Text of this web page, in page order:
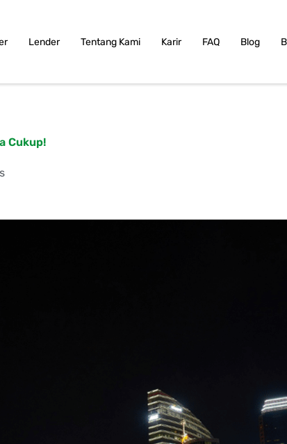
Lender Tentang Kami Karir FAQ Blog
Cukup!